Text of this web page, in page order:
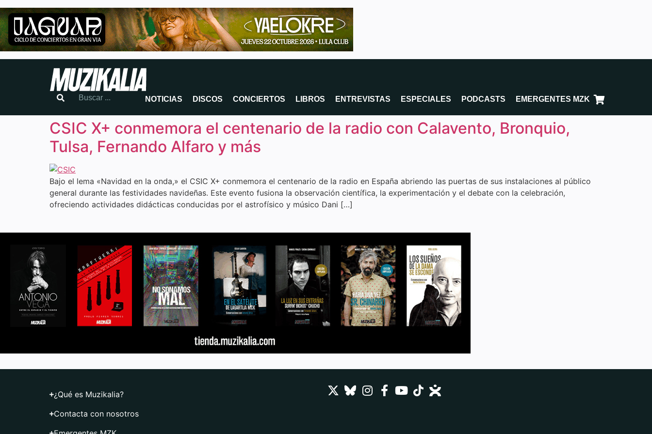
NOTICIAS DISCOS CONCIERTOS LIBROS ENTREVISTAS ESPECIALES PODCASTS EMERGENTES MZK
CSIC X+ conmemora el centenario de la radio con Calavento, Bronquio,
Tulsa, Fernando Alfaro y más
Bajo el lema «Navidad en la onda,» el CSIC X+ conmemora el centenario de la radio en España abriendo las puertas de sus instalaciones al público
general durante las festividades navideñas. Este evento fusiona la observación científica, la experimentación y el debate con la celebración,
ofreciendo actividades didácticas conducidas por el astrofísico y músico Dani […]
¿Qué es Muzikalia?
Contacta con nosotros